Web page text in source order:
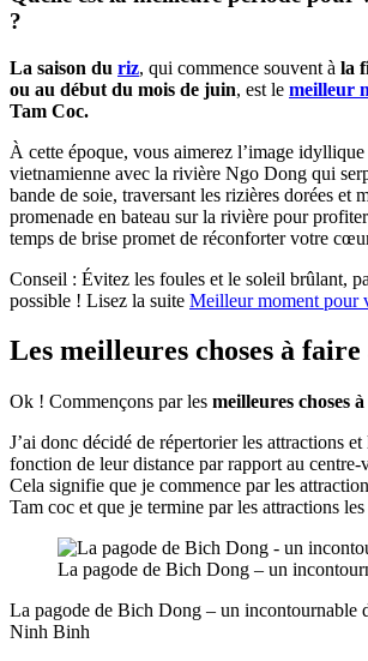
?
La saison du riz, qui commence souvent à la
ou au début du mois de juin, est le meilleur
Tam Coc.
À cette époque, vous aimerez l’image
vietnamienne avec la rivière Ngo Dong qui
bande de soie, traversant les rizières dorées et
promenade en bateau sur la rivière pour
temps de brise promet de réconforter votre
Conseil : Évitez les foules et le soleil brûlant,
possible ! Lisez la suite Meilleur moment pour
Les meilleures choses à faire
Ok ! Commençons par les meilleures choses
J’ai donc décidé de répertorier les attractions
fonction de leur distance par rapport au
Cela signifie que je commence par les
Tam coc et que je termine par les attractions
La pagode de Bich Dong – un
La pagode de Bich Dong – un incontournable
Ninh Binh